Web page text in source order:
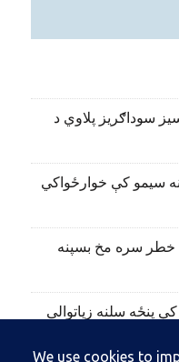
ترکمنستان ته د ۱۰۰ کسیز سوداګریز پلاوي د
د افغانستان په ۵۳ سلنه سیمو کې خوارځواکي
خطر سره مخ بسپنه
پنځه سلنه زیاتوالی